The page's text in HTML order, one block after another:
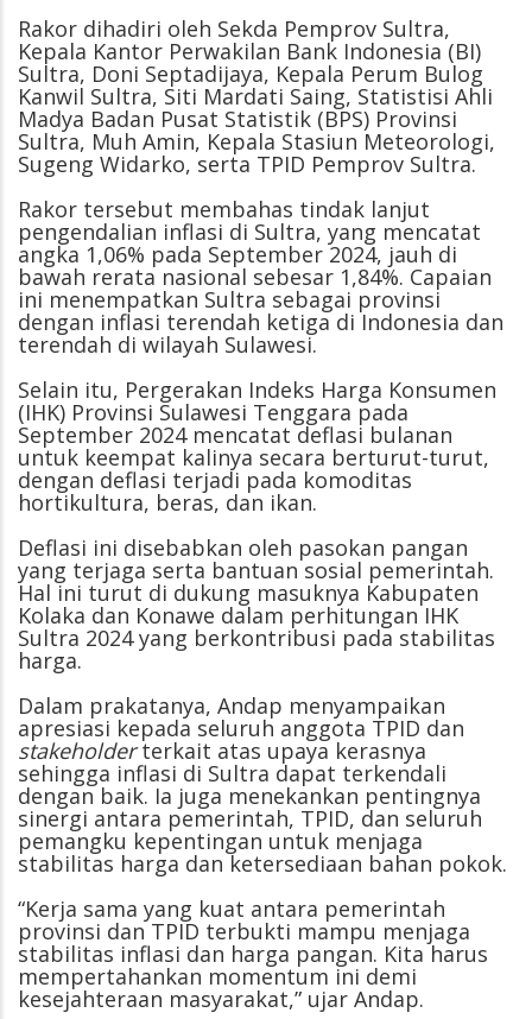
Rakor dihadiri oleh Sekda Pemprov Sultra,
Kepala Kantor Perwakilan Bank Indonesia (BI)
Sultra, Doni Septadijaya, Kepala Perum Bulog
Kanwil Sultra, Siti Mardati Saing, Statistisi Ahli
Madya Badan Pusat Statistik (BPS) Provinsi
Sultra, Muh Amin, Kepala Stasiun Meteorologi,
Sugeng Widarko, serta TPID Pemprov Sultra.
Rakor tersebut membahas tindak lanjut
pengendalian inflasi di Sultra, yang mencatat
angka 1,06% pada September 2024, jauh di
bawah rerata nasional sebesar 1,84%. Capaian
ini menempatkan Sultra sebagai provinsi
dengan inflasi terendah ketiga di Indonesia dan
terendah di wilayah Sulawesi.
Selain itu, Pergerakan Indeks Harga Konsumen
(IHK) Provinsi Sulawesi Tenggara pada
September 2024 mencatat deflasi bulanan
untuk keempat kalinya secara berturut-turut,
dengan deflasi terjadi pada komoditas
hortikultura, beras, dan ikan.
Deflasi ini disebabkan oleh pasokan pangan
yang terjaga serta bantuan sosial pemerintah.
Hal ini turut di dukung masuknya Kabupaten
Kolaka dan Konawe dalam perhitungan IHK
Sultra 2024 yang berkontribusi pada stabilitas
harga.
Dalam prakatanya, Andap menyampaikan
apresiasi kepada seluruh anggota TPID dan
stakeholderterkait atas upaya kerasnya
sehingga inflasi di Sultra dapat terkendali
dengan baik. Ia juga menekankan pentingnya
sinergi antara pemerintah, TPID, dan seluruh
pemangku kepentingan untuk menjaga
stabilitas harga dan ketersediaan bahan pokok.
“Kerja sama yang kuat antara pemerintah
provinsi dan TPID terbukti mampu menjaga
stabilitas inflasi dan harga pangan. Kita harus
mempertahankan momentum ini demi
kesejahteraan masyarakat,” ujar Andap.